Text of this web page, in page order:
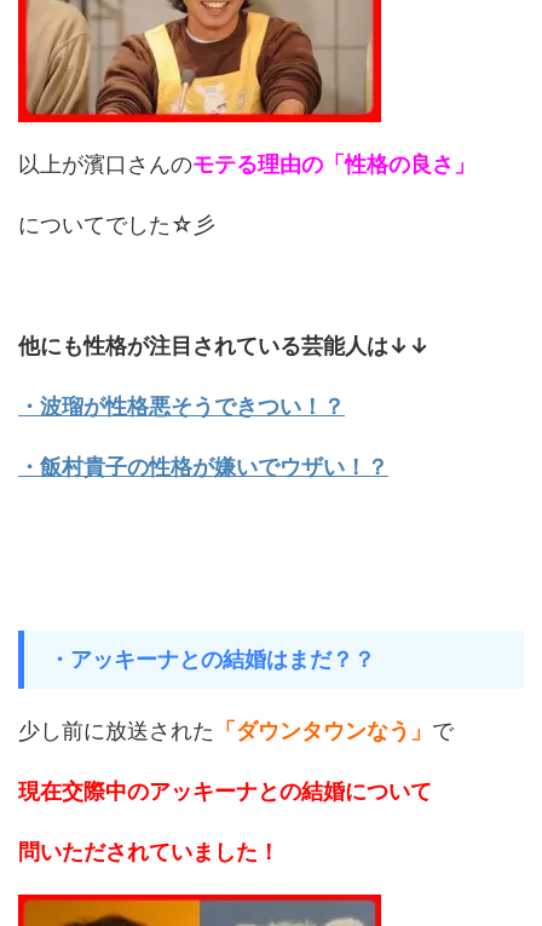
以上が濱口さんのモテる理由の「性格の良さ」
についてでした☆彡
他にも性格が注目されている芸能人は↓↓
・波瑠が性格悪そうできつい！？
・飯村貴子の性格が嫌いでウザい！？
・アッキーナとの結婚はまだ？？
少し前に放送された 「ダウンタウンなう」 で
現在交際中のアッキーナとの結婚について
問いただされていました！